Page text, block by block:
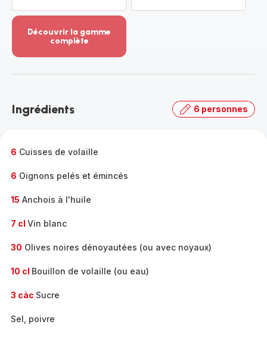
Découvrir la gamme
complète
-
gamme
Ingrédients 6 personnes
6 Cuisses de volaille
6 Oignons pelés et émincés
15 Anchois à l'huile
7 cl Vin blanc
30 Olives noires dénoyautées (ou avec noyaux)
10 cl Bouillon de volaille (ou eau)
3 càc Sucre
Sel, poivre